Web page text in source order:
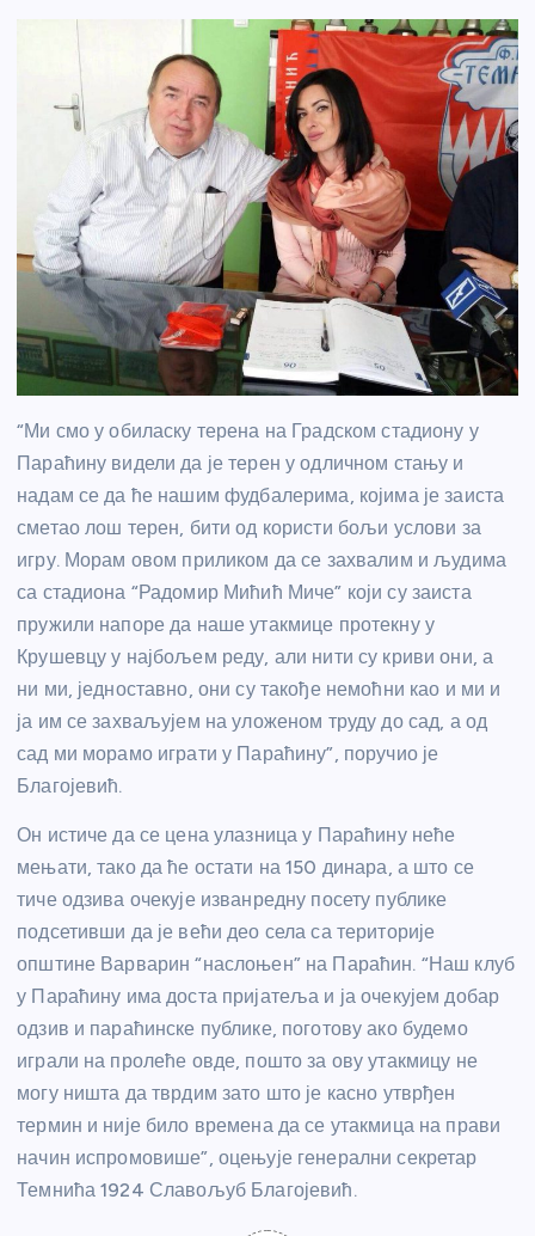
“Ми смо у обиласку терена на Градском стадиону у
Параћину видели да је терен у одличном стању и
надам се да ће нашим фудбалерима, којима је заиста
сметао лош терен, бити од користи бољи услови за
игру. Морам овом приликом да се захвалим и људима
са стадиона “Радомир Мићић Миче” који су заиста
пружили напоре да наше утакмице протекну у
Крушевцу у најбољем реду, али нити су криви они, а
ни ми, једноставно, они су такође немоћни као и ми и
ја им се захваљујем на уложеном труду до сад, а од
сад ми морамо играти у Параћину”, поручио је
Благојевић.
Он истиче да се цена улазница у Параћину неће
мењати, тако да ће остати на 150 динара, а што се
тиче одзива очекује изванредну посету публике
подсетивши да је већи део села са територије
општине Варварин “наслоњен” на Параћин. “Наш клуб
у Параћину има доста пријатеља и ја очекујем добар
одзив и параћинске публике, поготову ако будемо
играли на пролеће овде, пошто за ову утакмицу не
могу ништа да тврдим зато што је касно утврђен
термин и није било времена да се утакмица на прави
начин испромовише”, оцењује генерални секретар
Темнића 1924 Славољуб Благојевић.